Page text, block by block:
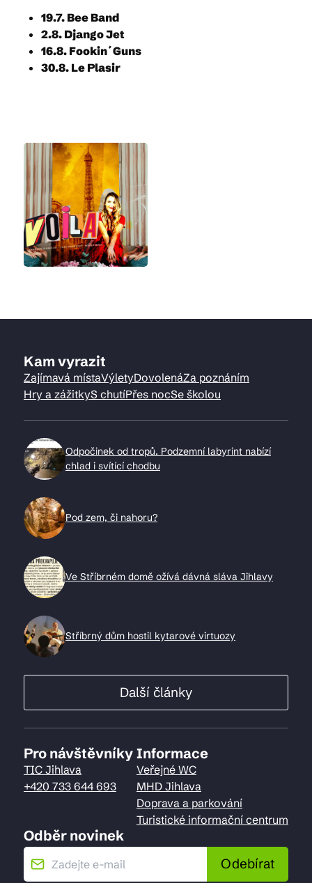
19.7. Bee Band
2.8. Django Jet
16.8. Fookin´Guns
30.8. Le Plasir
Kam vyrazit
Zajímavá místaVýletyDovolenáZa poznáním
Hry a zážitkyS chutíPřes nocSe školou
Odpočinek od tropů. Podzemní labyrint nabízí
chlad i svítící chodbu
Pod zem, či nahoru?
Ve Stříbrném domě ožívá dávná sláva Jihlavy
Stříbrný dům hostil kytarové virtuozy
Další články
Pro návštěvníky
TIC Jihlava
+420 733 644 693
Informace
Veřejné WC
MHD Jihlava
Doprava a parkování
Turistické informační centrum
Odběr novinek
Odebírat